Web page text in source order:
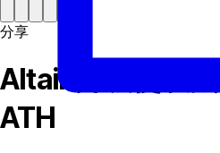
分享
Altair 升级使以
ATH